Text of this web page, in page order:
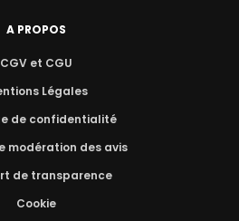
A PROPOS
CGV et CGU
Légales
de confidentialité
modération des avis
de transparence
Cookie